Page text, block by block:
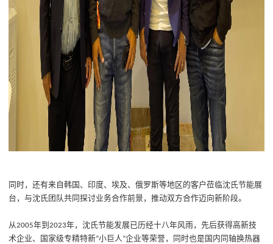
同时，还有来自韩国、印度、埃及、俄罗斯等地区的客户莅临沈氏节能展
台，与沈氏团队共同探讨业务合作前景，推动双方合作迈向新阶段。
从2005年到2023年，沈氏节能发展已历经十八年风雨，先后获得高新技
术企业、国家级专精特新“小巨人”企业等荣誉，同时也是国内同轴换热器